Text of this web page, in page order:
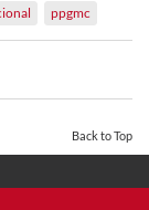
ppgmc
Back to Top